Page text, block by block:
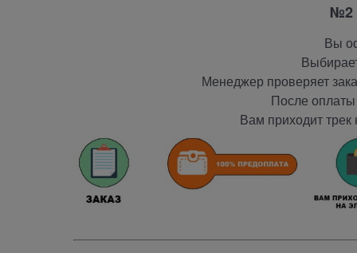
№2
Вы
Менеджер проверяет
После
Вам приходит